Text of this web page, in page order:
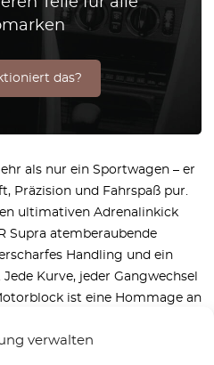
verwalten
das?
als nur ein Sportwagen – er
Präzision und Fahrspaß pur.
ultimativen Adrenalinkick
Supra atemberaubende
Handling und ein
Kurve, jeder Gangwechsel
ist eine Hommage an
hochwertige Ersatzteile, um